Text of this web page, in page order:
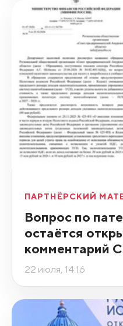
ПАРТНЁРСКИЙ
Вопрос по
остаётся
комментарий
22 июля, 14:16